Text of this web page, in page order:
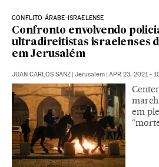
CONFLITO ÁRABE-ISRAELENSE
Confronto envolvendo
ultradireitistas israelenses
em Jerusalém
JUAN CARLOS SANZ | Jerusalém | APR 23, 2021 -
em